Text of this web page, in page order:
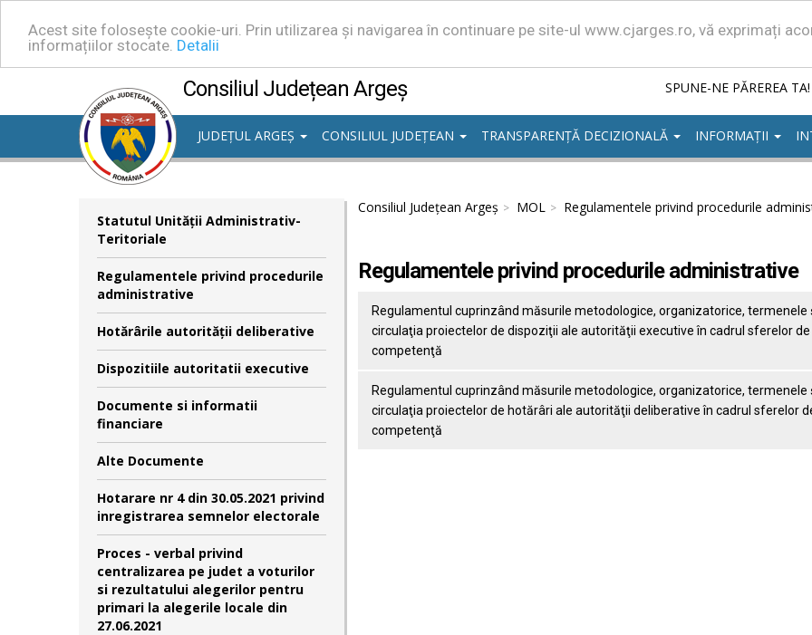
Acest site folosește cookie-uri. Prin utilizarea și navigarea în continuare pe site-ul www.cjarges.ro, vă exprimați
informațiilor stocate. Detalii
Consiliul Județean Argeș SPUNE-NE PĂREREA TA!
JUDEȚUL ARGEȘ CONSILIUL JUDEȚEAN TRANSPARENȚĂ DECIZIONALĂ INFORMAȚII
Statutul Unităţii Administrativ-
Teritoriale
Regulamentele privind procedurile
administrative
Hotărârile autorităţii deliberative
Dispozitiile autoritatii executive
Documente si informatii
financiare
Alte Documente
Hotarare nr 4 din 30.05.2021 privind
inregistrarea semnelor electorale
Proces - verbal privind
centralizarea pe judet a voturilor
si rezultatului alegerilor pentru
primari la alegerile locale din
27.06.2021
Consiliul Județean Argeș MOL Regulamentele privind procedurile
Regulamentele privind procedurile administrative
Regulamentul cuprinzând măsurile metodologice, organizatorice, termenele
circulaţia proiectelor de dispoziţii ale autorităţii executive în cadrul sferelor de
competenţă
Regulamentul cuprinzând măsurile metodologice, organizatorice, termenele
circulaţia proiectelor de hotărâri ale autorităţii deliberative în cadrul sferelor
competenţă